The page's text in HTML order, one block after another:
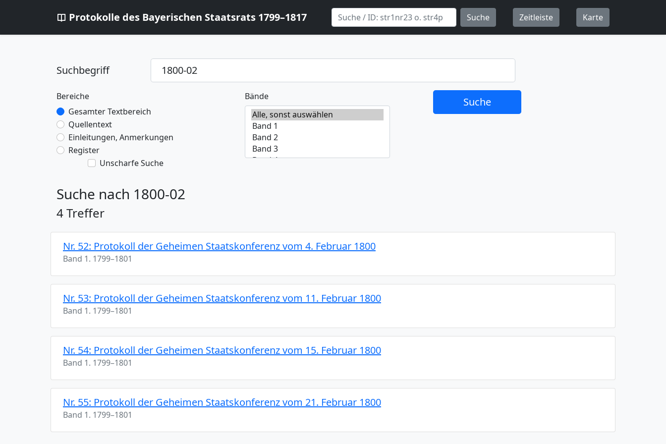
Protokolle des Bayerischen Staatsrats 1799–1817 Suche Zeitleiste Karte
Suchbegriff
Bereiche
Gesamter Textbereich
Quellentext
Einleitungen, Anmerkungen
Register
Unscharfe Suche
Bände Suche
Suche nach 1800-02
4 Treffer
Nr. 52: Protokoll der Geheimen Staatskonferenz vom 4. Februar 1800
Band 1. 1799–1801
Nr. 53: Protokoll der Geheimen Staatskonferenz vom 11. Februar 1800
Band 1. 1799–1801
Nr. 54: Protokoll der Geheimen Staatskonferenz vom 15. Februar 1800
Band 1. 1799–1801
Nr. 55: Protokoll der Geheimen Staatskonferenz vom 21. Februar 1800
Band 1. 1799–1801